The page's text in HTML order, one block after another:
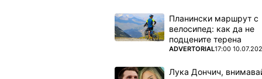
Планински маршрут с
велосипед: как да не
подцените терена
ПОВЕЧЕ ОТ
ADVERTORIAL17:00
Лука Дончич,